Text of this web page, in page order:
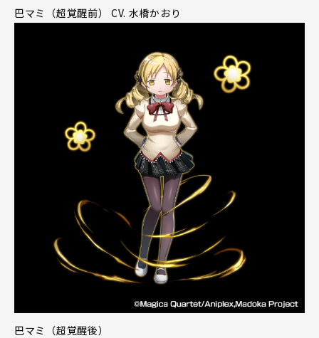
巴マミ（超覚醒前） CV. 水橋かおり
巴マミ（超覚醒後）